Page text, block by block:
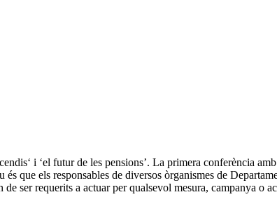
‘ i ‘el futur de les pensions’. La primera conferència
que els responsables de diversos òrganismes de
ser requerits a actuar per qualsevol mesura, campanya o